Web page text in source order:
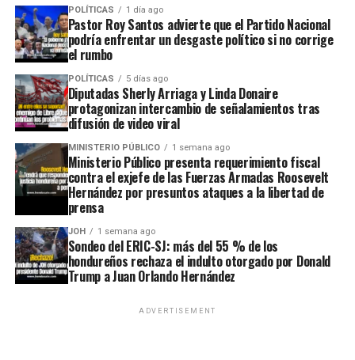
POLÍTICAS 1 día ago
Pastor Roy Santos advierte que el Partido Nacional
podría enfrentar un desgaste político si no corrige
el rumbo
POLÍTICAS 5 días ago
Diputadas Sherly Arriaga y Linda Donaire
protagonizan intercambio de señalamientos tras
difusión de video viral
MINISTERIO PÚBLICO 1 semana ago
Ministerio Público presenta requerimiento fiscal
contra el exjefe de las Fuerzas Armadas Roosevelt
Hernández por presuntos ataques a la libertad de
prensa
JOH 1 semana ago
Sondeo del ERIC-SJ: más del 55 % de los
hondureños rechaza el indulto otorgado por Donald
Trump a Juan Orlando Hernández
ADVERTISEMENT